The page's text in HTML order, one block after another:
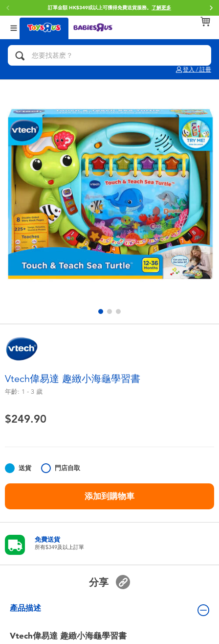
門店自取服務 網上購買並在店內取貨。了解更多
登入 / 註冊
返回
分類目錄
人氣英雄,角色扮演,射擊玩具
拼砌組合及樂高LEGO
玩具車,貨車,火車及遙控系列
手工藝,文具,蠟筆,泥膠,畫板
娃娃, 芭比,收藏公仔
電子玩具
遊戲及拼圖系列
益智學習玩具
毛毛公仔玩具
夏日用品
任天堂 Switch
返回
品牌
Brunch Brother 早午餐兄弟
Spider-Man蜘蛛俠
Mini Brands
Play-Doh培樂多
Pokemon寶可夢
playpop
LEGO樂高
LeapFrog跳跳蛙
返回
年齢
0~2歳
5~7歳
8~11歳
12~14歳
14歳以上
Vtech偉易達 趣緻小海龜學習書
年齡: 1 - 3 歲
$249.90
送貨 門店自取
添加到購物車
免費送貨
所有$349及以上訂單
分享
產品描述
Vtech偉易達 趣緻小海龜學習書